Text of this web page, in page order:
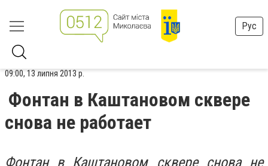
Рус
09:00, 13 липня 2013 р.
Фонтан в Каштановом сквере
снова не работает
Фонтан в Каштановом сквере снова не